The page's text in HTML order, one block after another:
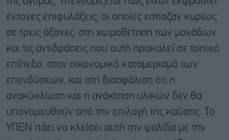
έντονες επιφυλάξεις, οι οποίες εστίαζαν κυρίως
σε τρεις άξονες: στη χωροθέτηση των μονάδων
και τις αντιδράσεις που αυτή προκαλεί σε τοπικό
επίπεδο, στον οικονομικό καταμερισμό των
επενδύσεων, και στη διασφάλιση ότι η
ανακύκλωση και η ανάκτηση υλικών δεν θα
υπονομευθούν από την επιλογή της καύσης. Το
ΥΠΕΝ πάει να κλείσει αυτή την ψαλίδα με την